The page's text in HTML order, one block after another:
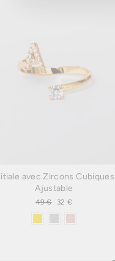
avec Zircons Cubiques
Ajustable
Prix
régulier
49 €
Prix
réduit
32 €